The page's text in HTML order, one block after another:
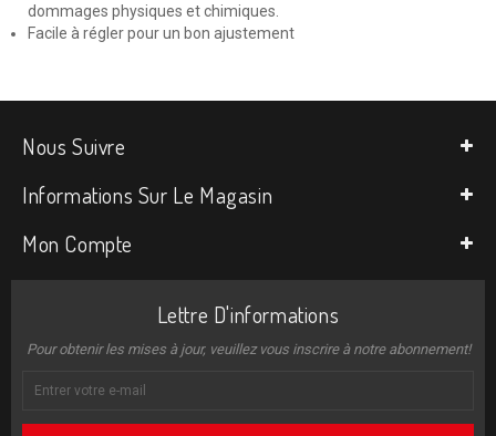
dommages physiques et chimiques.
Facile à régler pour un bon ajustement
Nous Suivre
Informations Sur Le Magasin
Mon Compte
Lettre D'informations
Pour obtenir les mises à jour, veuillez vous inscrire à notre abonnement!